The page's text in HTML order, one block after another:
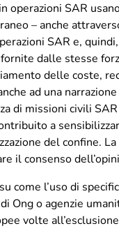
SAR
– anche
SAR e,
dalle stesse
delle coste,
ad una
di missioni civili
a
del confine.
il consenso
come l’uso di
o agenzie
volte